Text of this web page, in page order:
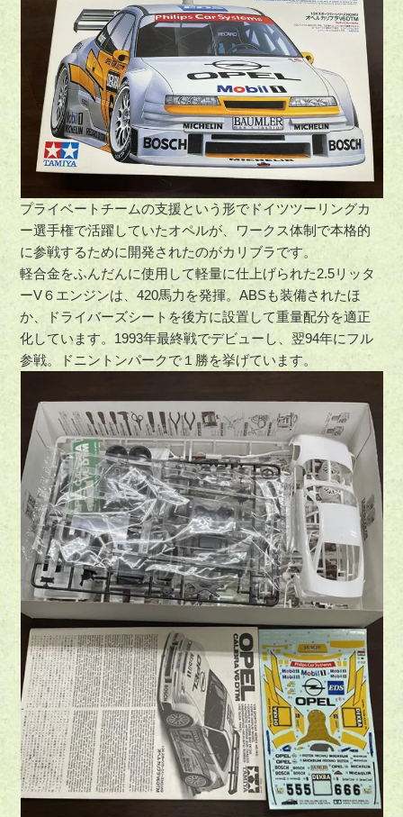
プライベートチームの支援という形でドイツツーリングカ
ー選手権で活躍していたオペルが、ワークス体制で本格的
に参戦するために開発されたのがカリブラです。
軽合金をふんだんに使用して軽量に仕上げられた2.5リッタ
ーV６エンジンは、420馬力を発揮。ABSも装備されたほ
か、ドライバーズシートを後方に設置して重量配分を適正
化しています。1993年最終戦でデビューし、翌94年にフル
参戦。ドニントンパークで１勝を挙げています。